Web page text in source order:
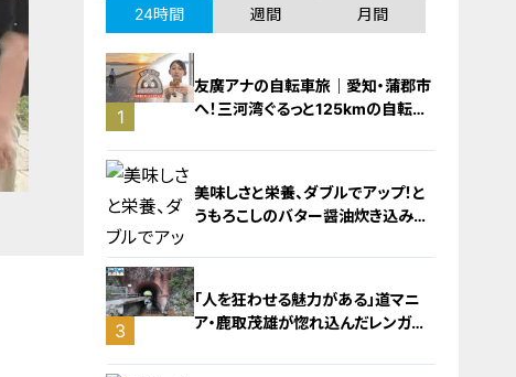
24時間 週間 月間
1
友廣アナの自転車旅｜愛知・蒲郡市
へ！三河湾ぐるっと125kmの自転車
美味しさと栄養、ダブルでアップ！と
うもろこしのバター醤油炊き込みご
3
「人を狂わせる魅力がある」道マニ
ア・鹿取茂雄が惚れ込んだレンガの